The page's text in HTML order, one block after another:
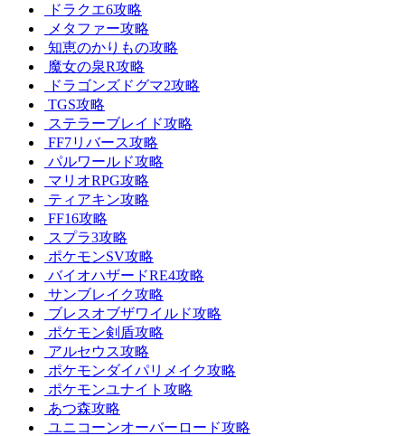
ドラクエ6攻略
メタファー攻略
知恵のかりもの攻略
魔女の泉R攻略
ドラゴンズドグマ2攻略
TGS攻略
ステラーブレイド攻略
FF7リバース攻略
パルワールド攻略
マリオRPG攻略
ティアキン攻略
FF16攻略
スプラ3攻略
ポケモンSV攻略
バイオハザードRE4攻略
サンブレイク攻略
ブレスオブザワイルド攻略
ポケモン剣盾攻略
アルセウス攻略
ポケモンダイパリメイク攻略
ポケモンユナイト攻略
あつ森攻略
ユニコーンオーバーロード攻略